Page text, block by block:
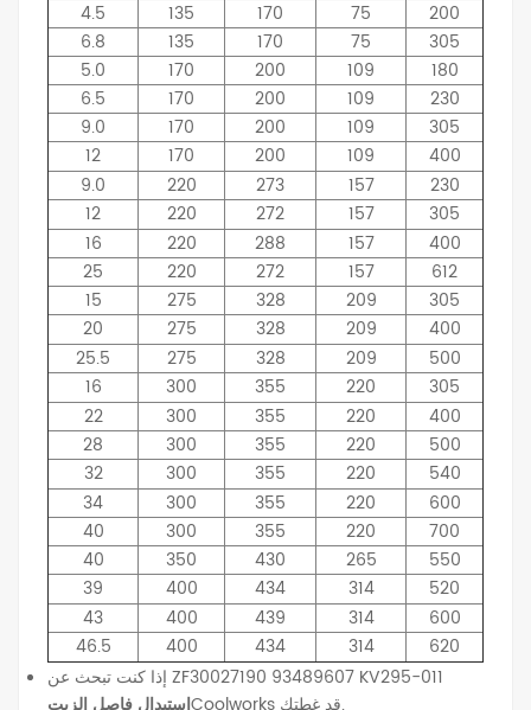
4.5
135 170 75
200
6.8
135 170 75
305
5.0
170 200 109
180
6.5
170 200 109
230
9.0
170 200 109
305
12
170 200 109
400
9.0
220 273 157
230
12
220 272 157
305
16
220 288 157
400
25
220 272 157
612
15
275 328 209
305
20
275 328 209
400
25.5
275 328 209
500
16
300 355 220
305
22
300 355 220
400
28
300 355 220
500
32
300 355 220
540
34
300 355 220
600
40
300 355 220
700
40
350 430 265
550
39
400 434 314
520
43
400 439 314
600
46.5
400 434 314
620
إذا كنت تبحث عن ZF30027190 93489607 KV295-011